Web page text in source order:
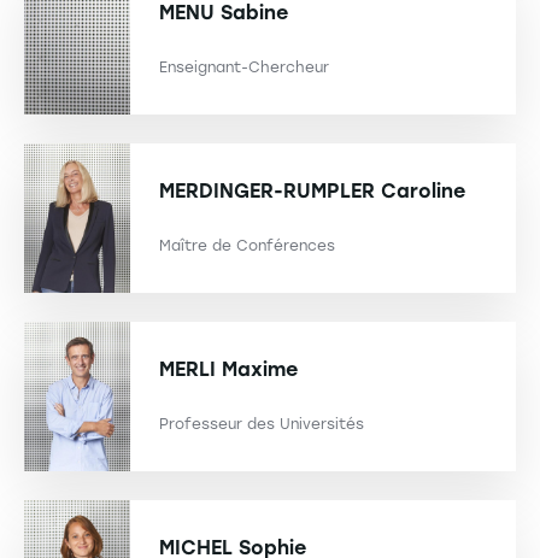
MENU Sabine
Enseignant-Chercheur
MERDINGER-RUMPLER Caroline
Maître de Conférences
MERLI Maxime
Professeur des Universités
MICHEL Sophie